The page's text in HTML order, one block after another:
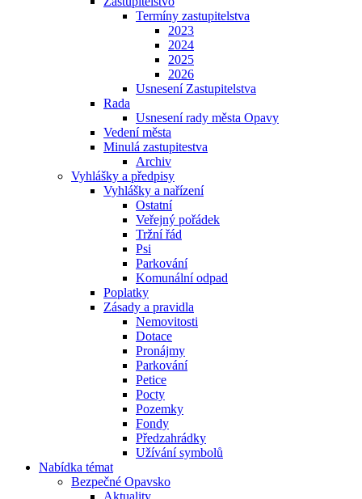
Termíny zastupitelstva
2023
2024
2025
2026
Usnesení Zastupitelstva
Rada
Usnesení rady města Opavy
Vedení města
Minulá zastupitestva
Archiv
Vyhlášky a předpisy
Vyhlášky a nařízení
Ostatní
Veřejný pořádek
Tržní řád
Psi
Parkování
Komunální odpad
Poplatky
Zásady a pravidla
Nemovitosti
Dotace
Pronájmy
Parkování
Petice
Pocty
Pozemky
Fondy
Předzahrádky
Užívání symbolů
Nabídka témat
Bezpečné Opavsko